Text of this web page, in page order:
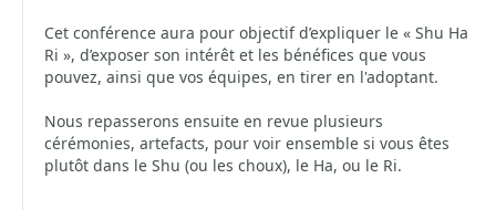
Cet conférence aura pour objectif d’expliquer le « Shu Ha
Ri », d’exposer son intérêt et les bénéfices que vous
pouvez, ainsi que vos équipes, en tirer en l'adoptant.
Nous repasserons ensuite en revue plusieurs
cérémonies, artefacts, pour voir ensemble si vous êtes
plutôt dans le Shu (ou les choux), le Ha, ou le Ri.